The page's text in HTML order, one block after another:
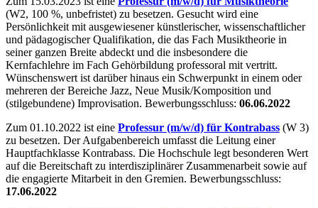
(W2, 100 %, unbefristet) zu besetzen. Gesucht wird eine
Persönlichkeit mit ausgewiesener künstlerischer, wissenschaftlicher
und pädagogischer Qualifikation, die das Fach Musiktheorie in
seiner ganzen Breite abdeckt und die insbesondere die
Kernfachlehre im Fach Gehörbildung professoral mit vertritt.
Wünschenswert ist darüber hinaus ein Schwerpunkt in einem oder
mehreren der Bereiche Jazz, Neue Musik/Komposition und
(stilgebundene) Improvisation. Bewerbungsschluss: 06.06.2022
Zum 01.10.2022 ist eine Professur (m/w/d) für Kontrabass (W 3)
zu besetzen. Der Aufgabenbereich umfasst die Leitung einer
Hauptfachklasse Kontrabass. Die Hochschule legt besonderen Wert
auf die Bereitschaft zu interdisziplinärer Zusammenarbeit sowie auf
die engagierte Mitarbeit in den Gremien. Bewerbungsschluss:
17.06.2022